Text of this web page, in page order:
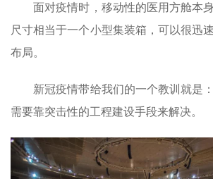
面对疫情时，移动性的医用方舱本身
尺寸相当于一个小型集装箱，可以很迅
布局。
新冠疫情带给我们的一个教训就是
需要靠突击性的工程建设手段来解决。